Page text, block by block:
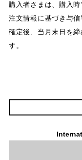
購入者さまは、購入
注文情報に基づき与
確定後、当月末日を
す。